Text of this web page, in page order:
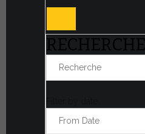
RECHERCHE